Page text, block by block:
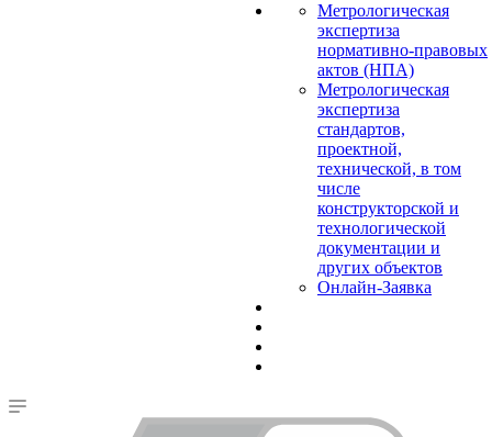
Метрологическая
экспертиза
нормативно-правовых
актов (НПА)
Метрологическая
экспертиза
стандартов,
проектной,
технической, в том
числе
конструкторской и
технологической
документации и
других объектов
Онлайн-Заявка